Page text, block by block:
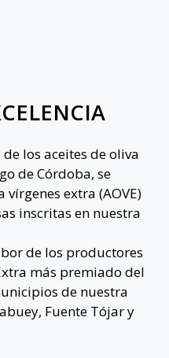
los aceites de oliva
de Córdoba, se
extra (AOVE)
inscritas en nuestra
de los productores
más premiado del
de nuestra
Fuente Tójar y